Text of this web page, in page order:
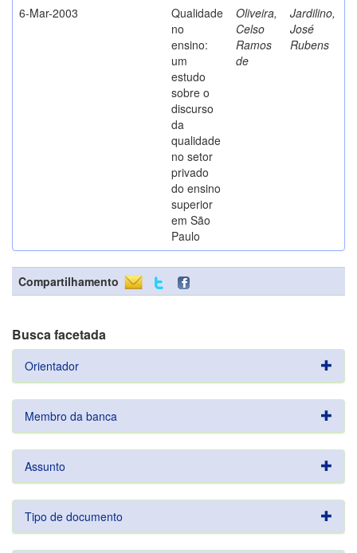
6-Mar-2003
Qualidade
no
ensino:
um
estudo
sobre o
discurso
da
qualidade
no setor
privado
do ensino
superior
em São
Paulo
Oliveira,
Celso
Ramos
de
Jardilino,
José
Rubens
Compartilhamento
Busca facetada
Orientador
Membro da banca
Assunto
Tipo de documento